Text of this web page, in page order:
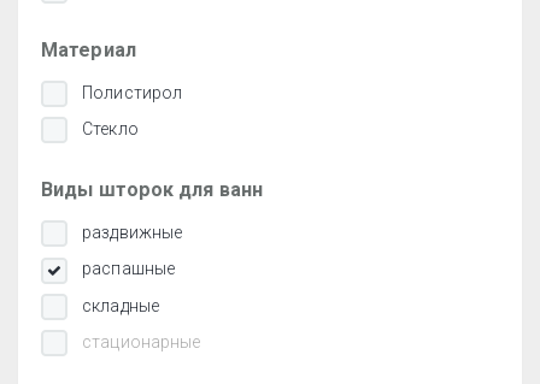
Материал
Полистирол
Стекло
Виды шторок для ванн
раздвижные
распашные
складные
стационарные